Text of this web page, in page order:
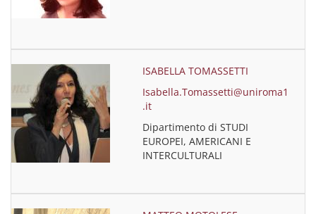
ISABELLA TOMASSETTI
Isabella.Tomassetti@uniroma1
.it
Dipartimento di STUDI
EUROPEI, AMERICANI E
INTERCULTURALI